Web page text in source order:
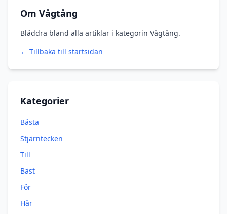
Om Vågtång
Bläddra bland alla artiklar i kategorin Vågtång.
← Tillbaka till startsidan
Kategorier
Bästa
Stjärntecken
Till
Bäst
För
Hår